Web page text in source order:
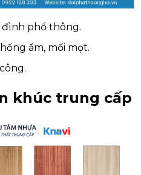
đình phổ thông.
ẩm, mối mọt.
khúc trung cấp